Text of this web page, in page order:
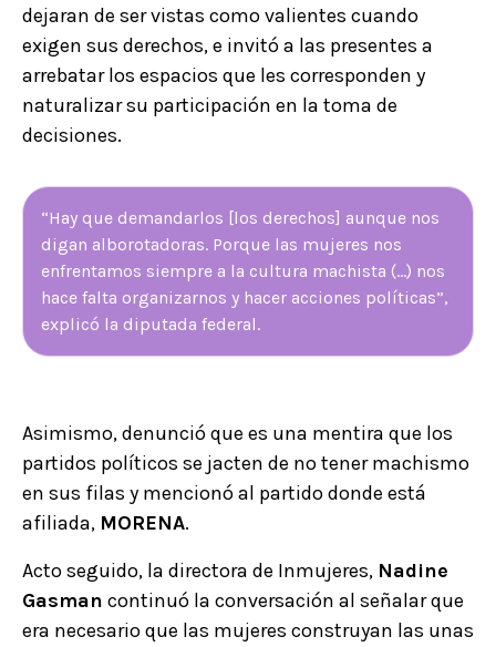
dejaran de ser vistas como valientes cuando
exigen sus derechos, e invitó a las presentes a
arrebatar los espacios que les corresponden y
naturalizar su participación en la toma de
decisiones.
“Hay que demandarlos [los derechos] aunque nos
digan alborotadoras. Porque las mujeres nos
enfrentamos siempre a la cultura machista (...) nos
hace falta organizarnos y hacer acciones políticas”,
explicó la diputada federal.
Asimismo, denunció que es una mentira que los
partidos políticos se jacten de no tener machismo
en sus filas y mencionó al partido donde está
afiliada, MORENA.
Acto seguido, la directora de Inmujeres, Nadine
Gasman continuó la conversación al señalar que
era necesario que las mujeres construyan las unas